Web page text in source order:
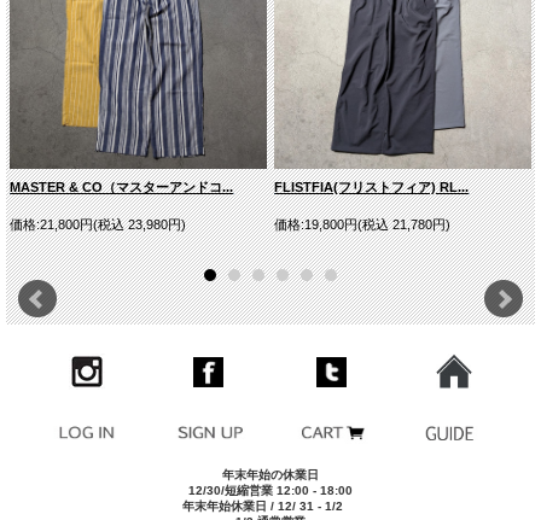
素材
Polyester 75% /Cotton 23% /Polyester 2%
FD-1698
スタイルネー
ム
TRANING-M
モデルDATA 175cm/62kgで サイズ[46]を着用
※サイズ表は平均値です。商品には個体差がありますため1
～2cm程度の誤差を含みます。
■実寸平均値（ユニセックス仕様）
サイズ
ウエスト 股上 股下 裾幅
ワタリ
44
70-101cm 28cm 69cm 21cm
36cm
46
74-105cm 28.5cm 71cm 22cm
37.5cm
48
78-109cm 29cm 73cm 23cm 39cm
MASTER & CO（マスターアンドコ...
価格:21,800円(税込 23,980円)
FLISTFIA(フリストフィア) RL...
価格:19,800円(税込 21,780円)
年末年始の休業日
12/30/短縮営業 12:00 - 18:00
年末年始休業日 / 12/ 31 - 1/2